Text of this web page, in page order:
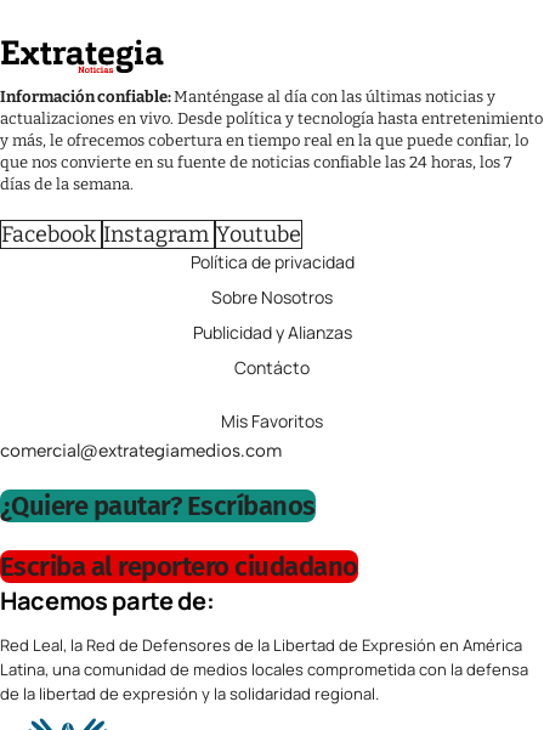
Información confiable:Manténgase al día con las últimas noticias y
actualizaciones en vivo. Desde política y tecnología hasta entretenimiento
y más, le ofrecemos cobertura en tiempo real en la que puede confiar, lo
que nos convierte en su fuente de noticias confiable las 24 horas, los 7
días de la semana.
Facebook Instagram Youtube
Política de privacidad
Sobre Nosotros
Publicidad y Alianzas
Contácto
Mis Favoritos
comercial@extrategiamedios.com
¿Quiere pautar? Escríbanos
Escriba al reportero ciudadano
Hacemos parte de:
Red Leal, la Red de Defensores de la Libertad de Expresión en América
Latina, una comunidad de medios locales comprometida con la defensa
de la libertad de expresión y la solidaridad regional.